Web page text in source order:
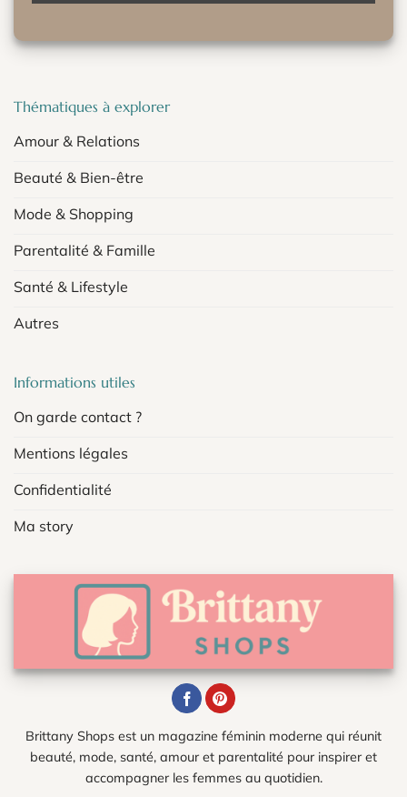
Thématiques à explorer
Amour & Relations
Beauté & Bien-être
Mode & Shopping
Parentalité & Famille
Santé & Lifestyle
Autres
Informations utiles
On garde contact ?
Mentions légales
Confidentialité
Ma story
Brittany Shops est un magazine féminin moderne qui réunit
beauté, mode, santé, amour et parentalité pour inspirer et
accompagner les femmes au quotidien.